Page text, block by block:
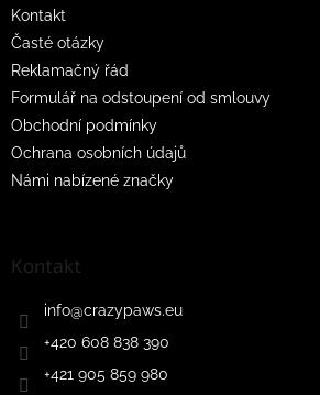
Kontakt
Časté otázky
Reklamačný řád
Formulář na odstoupení od smlouvy
Obchodní podmínky
Ochrana osobních údajů
Námi nabízené značky
Kontakt
info@crazypaws.eu
+420 608 838 390
+421 905 859 980